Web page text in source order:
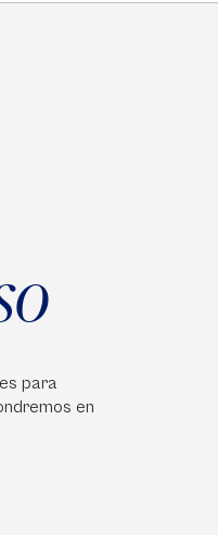
para
en